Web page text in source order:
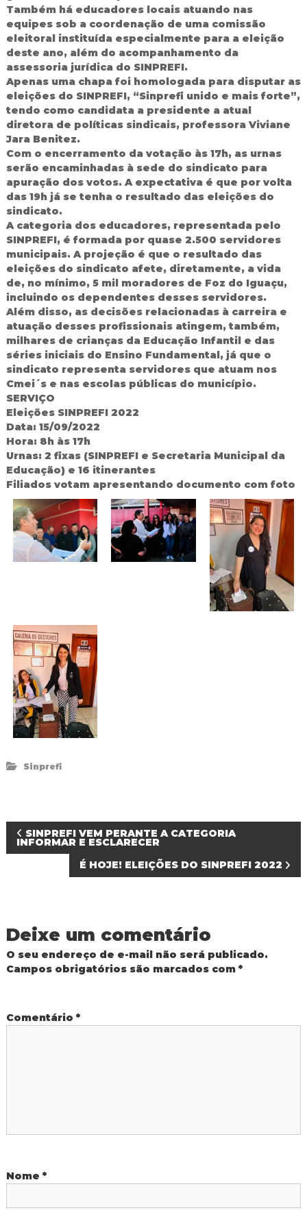
Também há educadores locais atuando nas
equipes sob a coordenação de uma comissão
eleitoral instituída especialmente para a eleição
deste ano, além do acompanhamento da
assessoria jurídica do SINPREFI.
Apenas uma chapa foi homologada para disputar as
eleições do SINPREFI, “Sinprefi unido e mais forte”,
tendo como candidata a presidente a atual
diretora de políticas sindicais, professora Viviane
Jara Benitez.
Com o encerramento da votação às 17h, as urnas
serão encaminhadas à sede do sindicato para
apuração dos votos. A expectativa é que por volta
das 19h já se tenha o resultado das eleições do
sindicato.
A categoria dos educadores, representada pelo
SINPREFI, é formada por quase 2.500 servidores
municipais. A projeção é que o resultado das
eleições do sindicato afete, diretamente, a vida
de, no mínimo, 5 mil moradores de Foz do Iguaçu,
incluindo os dependentes desses servidores.
Além disso, as decisões relacionadas à carreira e
atuação desses profissionais atingem, também,
milhares de crianças da Educação Infantil e das
séries iniciais do Ensino Fundamental, já que o
sindicato representa servidores que atuam nos
Cmei´s e nas escolas públicas do município.
SERVIÇO
Eleições SINPREFI 2022
Data: 15/09/2022
Hora: 8h às 17h
Urnas: 2 fixas (SINPREFI e Secretaria Municipal da
Educação) e 16 itinerantes
Filiados votam apresentando documento com foto
Sinprefi
N
e
g
ç
P
o
SINPREFI VEM PERANTE A CATEGORIA
INFORMAR E ESCLARECER
É HOJE! ELEIÇÕES DO SINPREFI 2022
Deixe um comentário
O seu endereço de e-mail não será publicado.
Campos obrigatórios são marcados com *
Comentário *
Nome *